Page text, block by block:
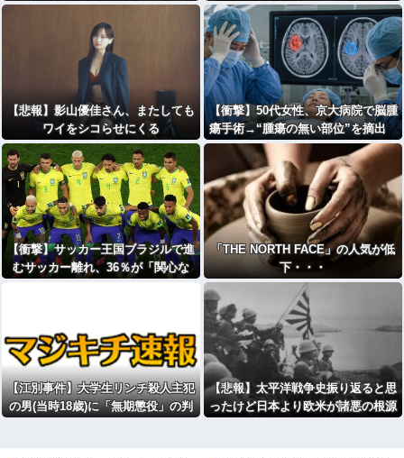
か」←これ
ない⇒！
【悲報】影山優佳さん、またしても
ワイをシコらせにくる
【衝撃】50代女性、京大病院で脳腫
瘍手術→“腫瘍の無い部位”を摘出
2度「腫瘍ではない」と出るも続
行、脳幹損傷で“植物状態”に
【衝撃】サッカー王国ブラジルで進
むサッカー離れ、36％が「関心な
「THE NORTH FACE」の人気が低
下・・・
【江別事件】大学生リンチ殺人主犯
の男(当時18歳)に「無期懲役」の判
【悲報】太平洋戦争史振り返ると思
ったけど日本より欧米が諸悪の根源